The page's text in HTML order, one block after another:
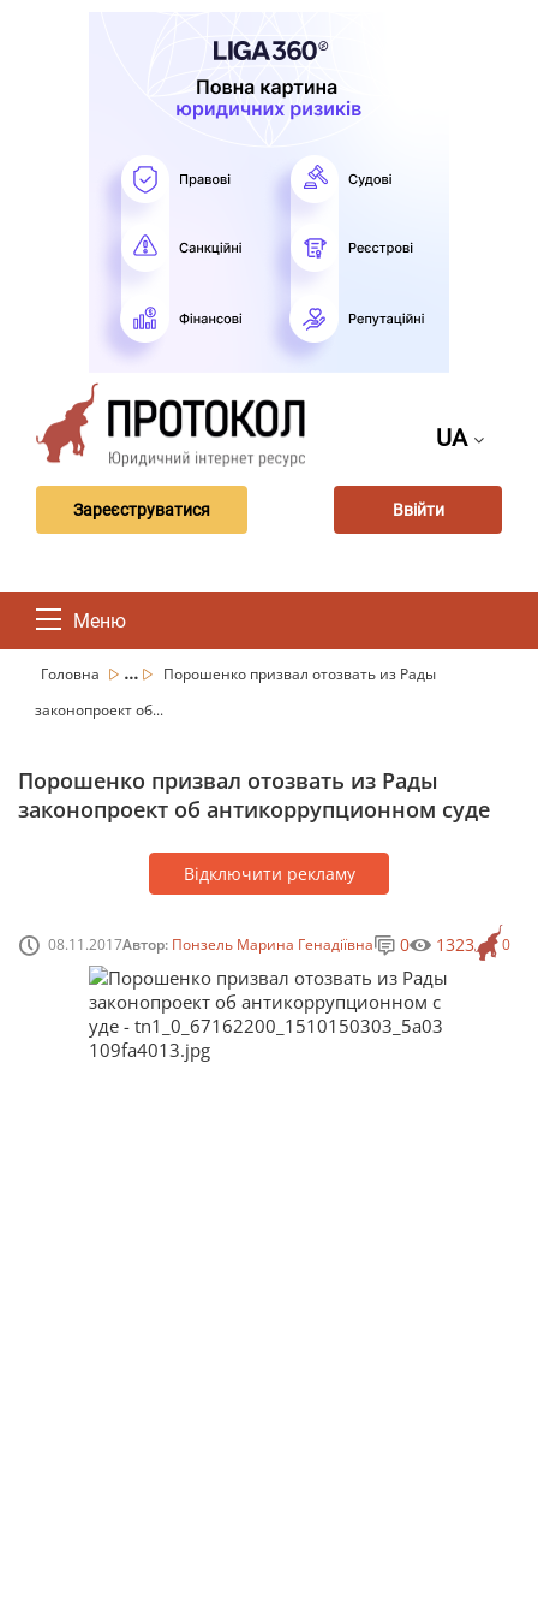
UA
Зареєструватися Ввійти
Меню
Головна ...
Порошенко призвал отозвать из Рады
законопроект об...
Порошенко призвал отозвать из Рады
законопроект об антикоррупционном суде
Відключити рекламу
08.11.2017Автор: Понзель Марина Генадіївна 0
0 1323